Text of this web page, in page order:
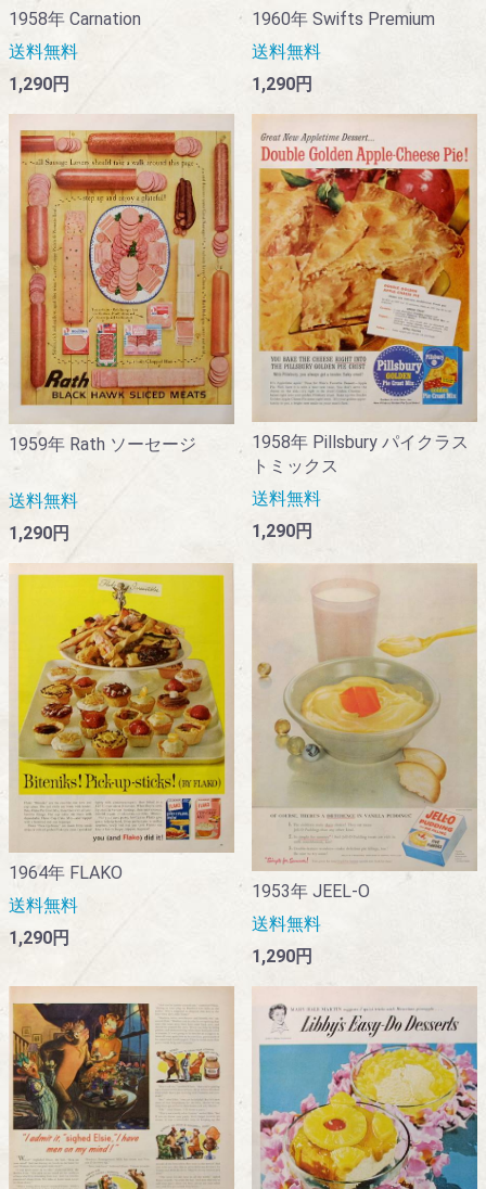
1958年 Carnation
送料無料
1,290円
1960年 Swifts Premium
送料無料
1,290円
1959年 Rath ソーセージ
送料無料
1,290円
1958年 Pillsbury パイクラス
トミックス
送料無料
1,290円
1964年 FLAKO
送料無料
1,290円
1953年 JEEL-O
送料無料
1,290円